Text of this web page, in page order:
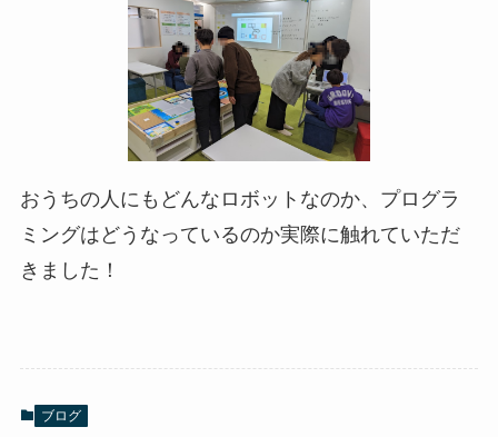
おうちの人にもどんなロボットなのか、プログラ
ミングはどうなっているのか実際に触れていただ
きました！
ブログ